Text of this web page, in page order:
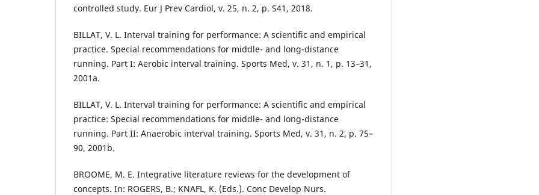
controlled study. Eur J Prev Cardiol, v. 25, n. 2, p. S41, 2018.
BILLAT, V. L. Interval training for performance: A scientific and empirical
practice. Special recommendations for middle- and long-distance
running. Part I: Aerobic interval training. Sports Med, v. 31, n. 1, p. 13–31,
2001a.
BILLAT, V. L. Interval training for performance: A scientific and empirical
practice: Special recommendations for middle- and long-distance
running. Part II: Anaerobic interval training. Sports Med, v. 31, n. 2, p. 75–
90, 2001b.
BROOME, M. E. Integrative literature reviews for the development of
concepts. In: ROGERS, B.; KNAFL, K. (Eds.). Conc Develop Nurs.